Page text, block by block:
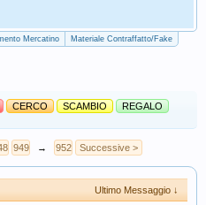
Mercatino Materiale Contraffatto/Fake
CERCO SCAMBIO REGALO
949 → 952 Successive >
Ultimo Messaggio ↓